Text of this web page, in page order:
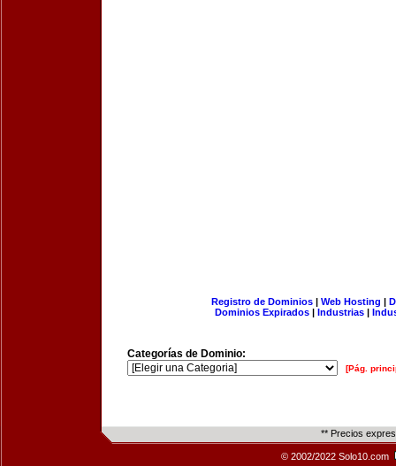
Registro de Dominios| Web Hosting |
Dominios Expirados | Industrias |
Categorías de Dominio:
[Pág.
** Precios
© 2002/2022 Solo10.com